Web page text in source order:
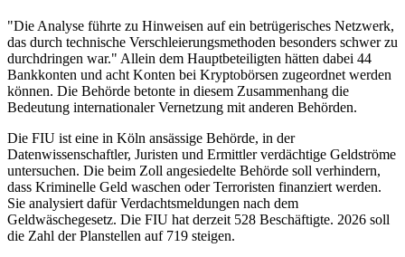
"Die Analyse führte zu Hinweisen auf ein betrügerisches Netzwerk,
das durch technische Verschleierungsmethoden besonders schwer zu
durchdringen war." Allein dem Hauptbeteiligten hätten dabei 44
Bankkonten und acht Konten bei Kryptobörsen zugeordnet werden
können. Die Behörde betonte in diesem Zusammenhang die
Bedeutung internationaler Vernetzung mit anderen Behörden.
Die FIU ist eine in Köln ansässige Behörde, in der
Datenwissenschaftler, Juristen und Ermittler verdächtige Geldströme
untersuchen. Die beim Zoll angesiedelte Behörde soll verhindern,
dass Kriminelle Geld waschen oder Terroristen finanziert werden.
Sie analysiert dafür Verdachtsmeldungen nach dem
Geldwäschegesetz. Die FIU hat derzeit 528 Beschäftigte. 2026 soll
die Zahl der Planstellen auf 719 steigen.